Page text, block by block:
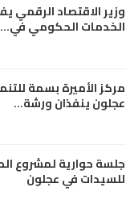
وزير الاقتصاد الرقمي
الخدمات الحكومي في…
مركز الأميرة بسمة
عجلون ينفذان ورشة…
جلسة حوارية لمشروع
للسيدات في عجلون